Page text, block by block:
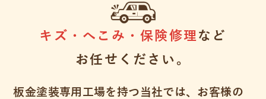
キズ・へこみ・保険修理 など
お任せください。
板金塗装専用工場を持つ当社では、お客様の